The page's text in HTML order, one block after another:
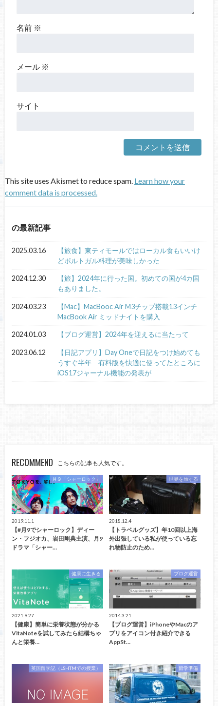
名前 ※
メール ※
サイト
This site uses Akismet to reduce spam. Learn how your
comment data is processed.
の最新記事
2025.03.16
【旅食】東ティモールではローカル食もいいけ
どポルトガル料理が美味しかった
2024.12.30
【旅】2024年に行った国。初めての国が4カ国
もありました。
2024.03.23
【Mac】MacBooc Air M3チップ搭載13インチ
MacBook Air ミッドナイトを購入
2024.01.03 【ブログ運営】2024年を迎えるに当たって
2023.06.12
【日記アプリ】Day Oneで日記をつけ始めても
うすぐ半年 有料版を快適に使ってたところに
iOS17ジャーナル機能の発表が
RECOMMEND こちらの記事も人気です。
月９「シャーロック」
2019.11.1
【#月9でシャーロック】ディー
ン・フジオカ、岩田剛典主演、月9
ドラマ「シャー…
世界を旅する
2018.12.4
【トラベルグッズ】年10回以上海
外出張している私が使っている忘
れ物防止のため…
健康に生きる
2021.9.27
【健康】簡単に栄養状態が分かる
VitaNoteを試してみたら結構ちゃ
んと栄養…
ブログ運営
2014.3.21
【ブログ運営】iPhoneやMacのア
プリをアイコン付き紹介できる
AppSt…
英国留学記（LSHTMでの授業） 留学準備